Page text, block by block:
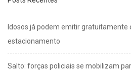
Idosos já podem emitir gratuitamente
estacionamento
Salto: forças policiais se mobilizam